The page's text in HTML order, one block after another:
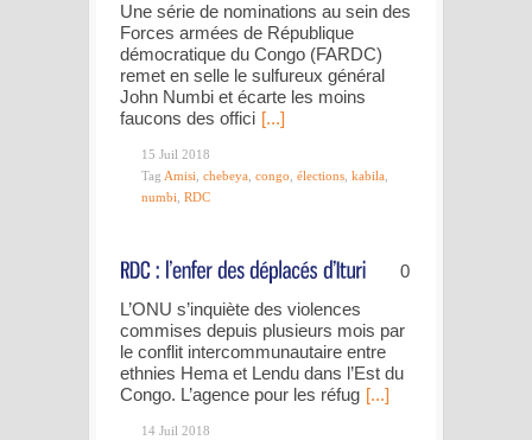
Une série de nominations au sein des
Forces armées de République
démocratique du Congo (FARDC)
remet en selle le sulfureux général
John Numbi et écarte les moins
faucons des offici [...]
15 Juil 2018
Tag Amisi, chebeya, congo, élections, kabila,
numbi, RDC
0
L’ONU s’inquiète des violences
commises depuis plusieurs mois par
le conflit intercommunautaire entre
ethnies Hema et Lendu dans l’Est du
Congo. L’agence pour les réfug [...]
14 Juil 2018